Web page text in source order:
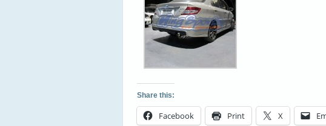
Share this:
Facebook Print X